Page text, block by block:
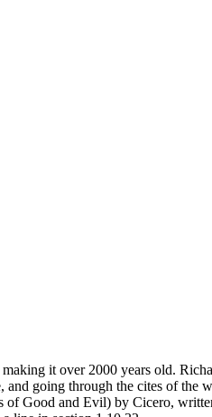
it over 2000 years old.
going through the cites of the
Good and Evil) by Cicero,